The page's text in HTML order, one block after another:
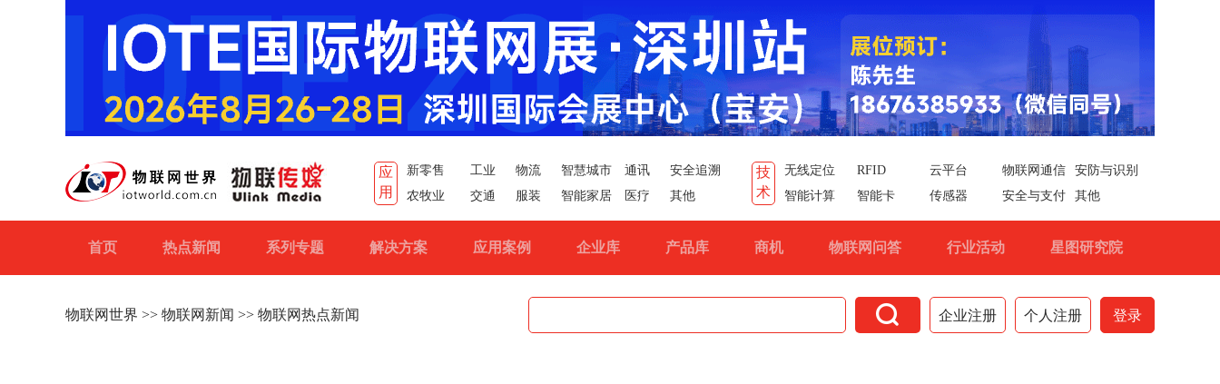
应
用
新零售 工业 物流 智慧城市 通讯
安全追溯
农牧业
交通 服装 智能家居 医疗 其他
技
术
无线定位 RFID 云平台 物联网通信
安防与识别
智能计算
智能卡 传感器 安全与支付 其他
首页 热点新闻 系列专题 解决方案 应用案例 企业库 产品库 商机 物联网问答 行业活动 星图研究院
物联网世界 >> 物联网新闻 >> 物联网热点新闻  企业注册 个人注册 登录